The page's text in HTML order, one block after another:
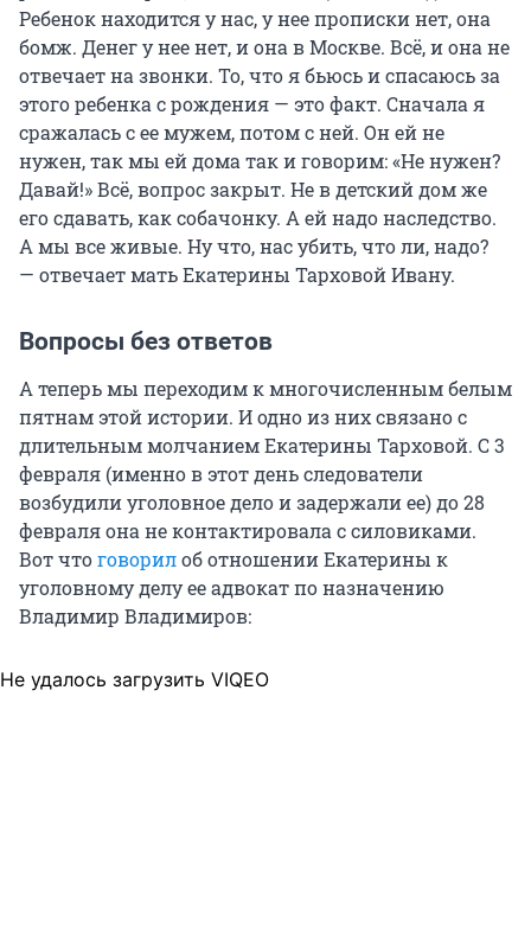
Ребенок находится у нас, у нее прописки нет, она
бомж. Денег у нее нет, и она в Москве. Всё, и она не
отвечает на звонки. То, что я бьюсь и спасаюсь за
этого ребенка с рождения — это факт. Сначала я
сражалась с ее мужем, потом с ней. Он ей не
нужен, так мы ей дома так и говорим: «Не нужен?
Давай!» Всё, вопрос закрыт. Не в детский дом же
его сдавать, как собачонку. А ей надо наследство.
А мы все живые. Ну что, нас убить, что ли, надо?
— отвечает мать Екатерины Тарховой Ивану.
Вопросы без ответов
А теперь мы переходим к многочисленным белым
пятнам этой истории. И одно из них связано с
длительным молчанием Екатерины Тарховой. С 3
февраля (именно в этот день следователи
возбудили уголовное дело и задержали ее) до 28
февраля она не контактировала с силовиками.
Вот чтоговорилоб отношении Екатерины к
уголовному делу ее адвокат по назначению
Владимир Владимиров:
Не удалось загрузить VIQEO